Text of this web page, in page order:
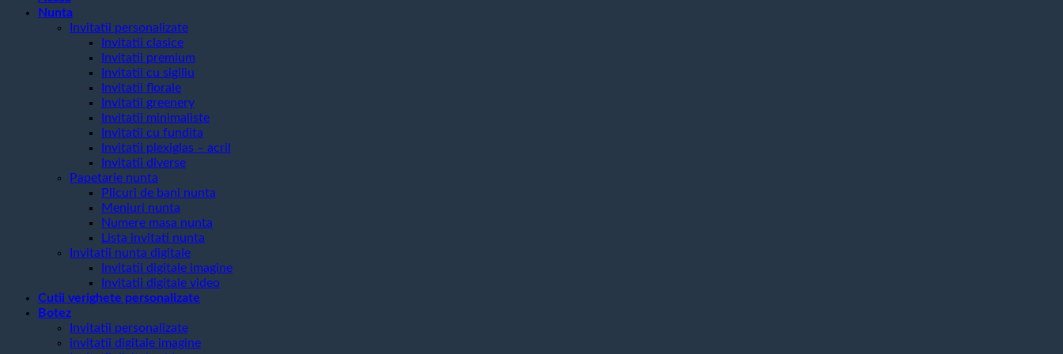
Nunta
Invitatii personalizate
Invitatii clasice
Invitatii premium
Invitatii cu sigiliu
Invitatii florale
Invitatii greenery
Invitatii minimaliste
Invitatii cu fundita
Invitatii plexiglas – acril
Invitatii diverse
Papetarie nunta
Plicuri de bani nunta
Meniuri nunta
Numere masa nunta
Lista invitati nunta
Invitatii nunta digitale
Invitatii digitale imagine
Invitatii digitale video
Cutii verighete personalizate
Botez
Invitatii personalizate
invitatii digitale imagine